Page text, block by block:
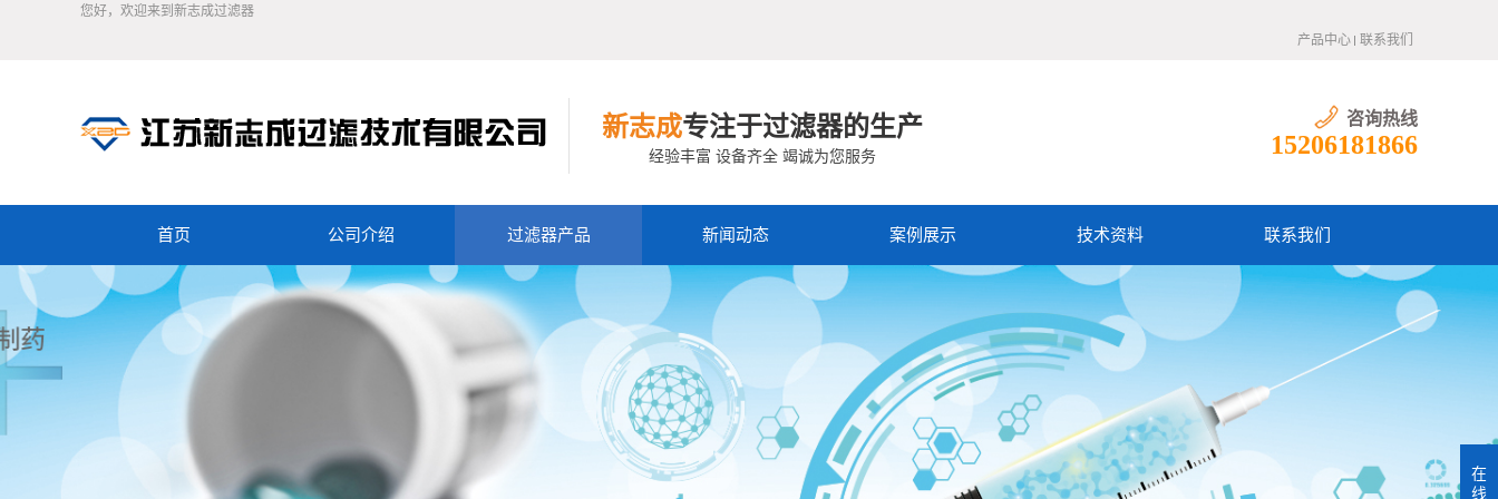
您好，欢迎来到新志成过滤器
产品中心 联系我们
新志成专注于过滤器的生产
经验丰富 设备齐全 竭诚为您服务
咨询热线
15206181866
首页 公司介绍 过滤器产品 新闻动态 案例展示 技术资料 联系我们
在
线